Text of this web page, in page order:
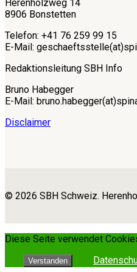
Herenholzweg 14
8906 Bonstetten
Telefon: +41 76 259 99 15
E-Mail:
Redaktionsleitung SBH Info
Bruno Habegger
E-Mail:
Disclaimer
© 2026 SBH Schweiz.
Diese Seite verwendet
Verstanden